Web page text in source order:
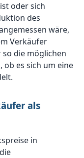
oder sich
des
wäre,
Verkäufer
die möglichen
ob es sich um eine
als
in